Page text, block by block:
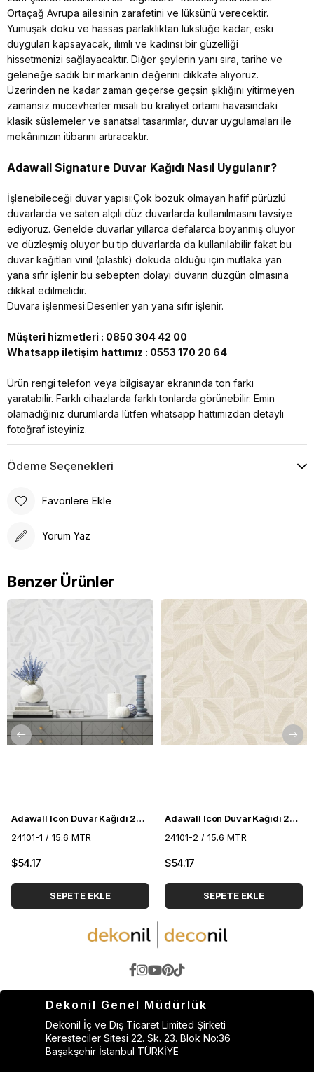
Ortaçağ Avrupa ailesinin zarafetini ve lüksünü verecektir.
Yumuşak doku ve hassas parlaklıktan lükslüğe kadar, eski
duyguları kapsayacak, ılımlı ve kadınsı bir güzelliği
hissetmenizi sağlayacaktır. Diğer şeylerin yanı sıra, tarihe ve
geleneğe sadık bir markanın değerini dikkate alıyoruz.
Üzerinden ne kadar zaman geçerse geçsin şıklığını yitirmeyen
zamansız mücevherler misali bu kraliyet ortamı havasındaki
klasik süslemeler ve sanatsal tasarımlar, duvar uygulamaları ile
mekânınızın itibarını artıracaktır.
Adawall Signature Duvar Kağıdı Nasıl Uygulanır?
İşlenebileceği duvar yapısı:Çok bozuk olmayan hafif pürüzlü
duvarlarda ve saten alçılı düz duvarlarda kullanılmasını tavsiye
ediyoruz. Genelde duvarlar yıllarca defalarca boyanmış oluyor
ve düzleşmiş oluyor bu tip duvarlarda da kullanılabilir fakat bu
duvar kağıtları vinil (plastik) dokuda olduğu için mutlaka yan
yana sıfır işlenir bu sebepten dolayı duvarın düzgün olmasına
dikkat edilmelidir.
Duvara işlenmesi:Desenler yan yana sıfır işlenir.
Müşteri hizmetleri : 0850 304 42 00
Whatsapp iletişim hattımız : 0553 170 20 64
Ürün rengi telefon veya bilgisayar ekranında ton farkı
yaratabilir. Farklı cihazlarda farklı tonlarda görünebilir. Emin
olamadığınız durumlarda lütfen whatsapp hattımızdan detaylı
fotoğraf isteyiniz.
Ödeme Seçenekleri
Favorilere Ekle
Yorum Yaz
Benzer Ürünler
Adawall Icon Duvar Kağıdı 24101-1
24101-1 / 15.6 MTR
$54.17
SEPETE EKLE
Adawall Icon Duvar Kağıdı 24101-2
24101-2 / 15.6 MTR
$54.17
SEPETE EKLE
Dekonil Genel Müdürlük
Dekonil İç ve Dış Ticaret Limited Şirketi
Keresteciler Sitesi 22. Sk. 23. Blok No:36
Başakşehir İstanbul TÜRKİYE